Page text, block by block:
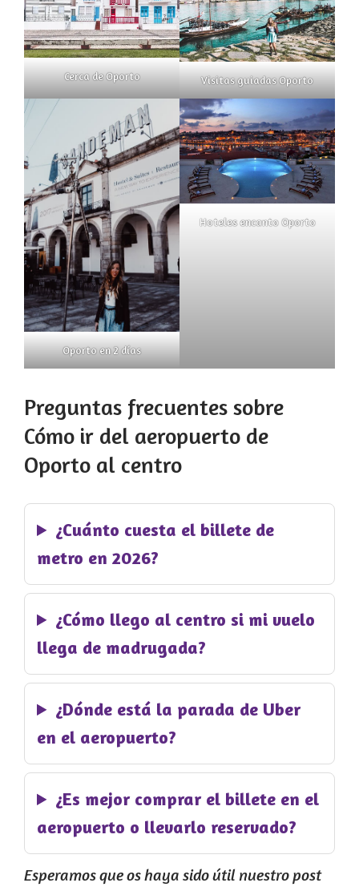
Cerca de Oporto Visitas guiadas Oporto
Oporto en 2 días
Hoteles encanto Oporto
Preguntas frecuentes sobre
Cómo ir del aeropuerto de
Oporto al centro
¿Cuánto cuesta el billete de
metro en 2026?
¿Cómo llego al centro si mi vuelo
llega de madrugada?
¿Dónde está la parada de Uber
en el aeropuerto?
¿Es mejor comprar el billete en el
aeropuerto o llevarlo reservado?
Esperamos que os haya sido útil nuestro post